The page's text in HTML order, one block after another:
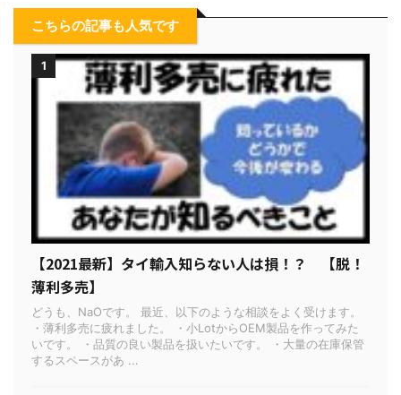
こちらの記事も人気です
1
【2021最新】タイ輸入知らない人は損！？ 【脱！
薄利多売】
どうも、NaOです。 最近、以下のような相談をよく受けます。
・薄利多売に疲れました。 ・小LotからOEM製品を作ってみた
いです。 ・品質の良い製品を扱いたいです。 ・大量の在庫保管
するスペースがあ ...